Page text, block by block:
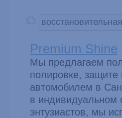
Premium Shine
Мы предлагаем
полировке,
автомобилем в
в индивидуальном
энтузиастов, мы